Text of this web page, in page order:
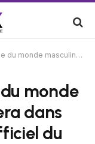
dans l'histoire en tant qu'officiel du premier match gay
monde
dans
du